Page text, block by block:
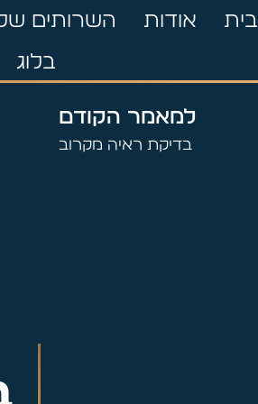
בית אודות
השרותים
בלוג
למאמר הקודם
בדיקת ראיה מקרוב